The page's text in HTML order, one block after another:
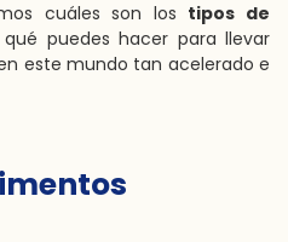
cuáles son los tipos de
puedes hacer para llevar
este mundo tan acelerado e